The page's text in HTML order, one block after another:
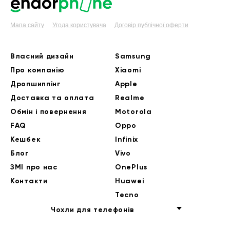
Мапа сайту Угода користувача Договір публічної оферти
Власний дизайн
Про компанію
Дропшиппінг
Доставка та оплата
Обмін і повернення
FAQ
Кешбек
Блог
ЗМІ про нас
Контакти
Samsung
Xiaomi
Apple
Realme
Motorola
Oppo
Infinix
Vivo
OnePlus
Huawei
Tecno
Чохли для телефонів